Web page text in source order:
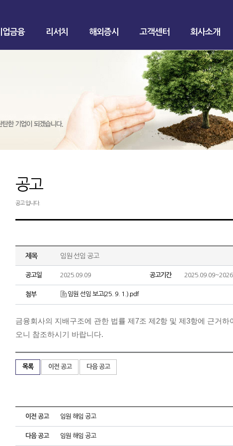
업금융 리서치 해외증시 고객센터 회사소개
공고
공고 입니다.
제목 임원 선임 공고
공고일 2025.09.09 공고기간
첨부 임원 선임 보고(25. 9. 1.).pdf
금융회사의 지배구조에 관한 법률 제7조 제2항 및 제3항에 근거하
오니 참조하시기 바랍니다.
목록 이전 공고 다음 공고
이전 공고 임원 해임 공고
다음 공고 임원 해임 공고